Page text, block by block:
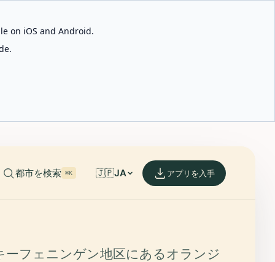
on iOS and Android.
都市を検索 ⌘K 🇯🇵JA アプリを入手
ーフェニンゲン地区にあるオランジ